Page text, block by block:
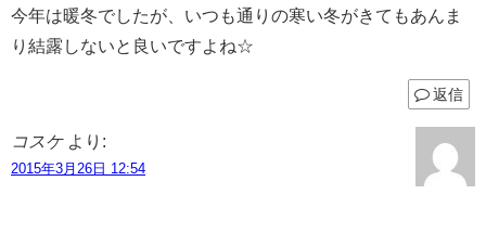
今年は暖冬でしたが、いつも通りの寒い冬がきてもあんま
り結露しないと良いですよね☆
返信
コスケ より:
2015年3月26日 12:54